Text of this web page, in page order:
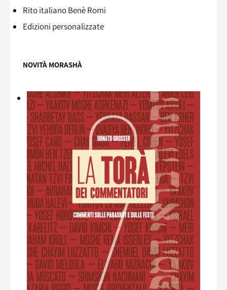
Rito italiano Benè Romi​
Edizioni personalizzate
NOVITÀ MORASHÀ